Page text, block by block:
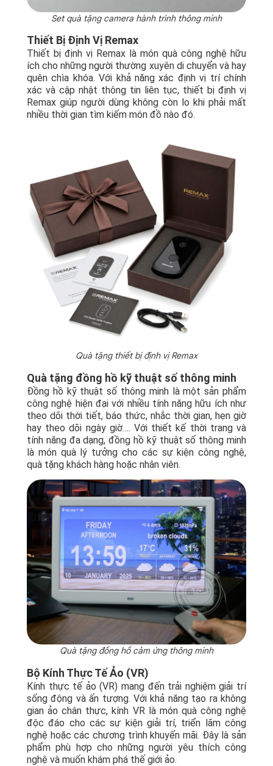
Set quà tặng camera hành trình thông minh
Thiết Bị Định Vị Remax
Thiết bị định vị Remax là món quà công nghệ hữu
ích cho những người thường xuyên di chuyển và hay
quên chìa khóa. Với khả năng xác định vị trí chính
xác và cập nhật thông tin liên tục, thiết bị định vị
Remax giúp người dùng không còn lo khi phải mất
nhiều thời gian tìm kiếm món đồ nào đó.
Quà tặng thiết bị định vị Remax
Quà tặng đồng hồ kỹ thuật số thông minh
Đồng hồ kỹ thuật số thông minh là một sản phẩm
công nghệ hiện đại với nhiều tính năng hữu ích như
theo dõi thời tiết, báo thức, nhắc thời gian, hẹn giờ
hay theo dõi ngày giờ…. Với thiết kế thời trang và
tính năng đa dạng, đồng hồ kỹ thuật số thông minh
là món quà lý tưởng cho các sự kiện công nghệ,
quà tặng khách hàng hoặc nhân viên.
Quà tặng đồng hồ cảm ứng thông minh
Bộ Kính Thực Tế Ảo (VR)
Kính thực tế ảo (VR) mang đến trải nghiệm giải trí
sống động và ấn tượng. Với khả năng tạo ra không
gian ảo chân thực, kính VR là món quà công nghệ
độc đáo cho các sự kiện giải trí, triển lãm công
nghệ hoặc các chương trình khuyến mãi. Đây là sản
phẩm phù hợp cho những người yêu thích công
nghệ và muốn khám phá thế giới ảo.